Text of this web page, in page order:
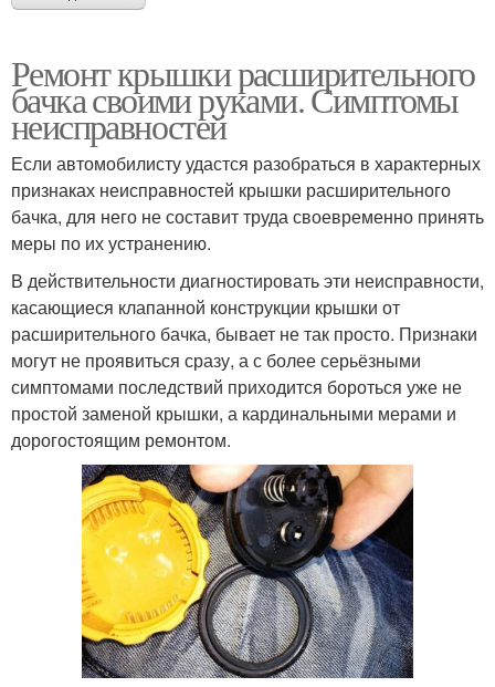
Ремонт крышки расширительного
бачка своими руками. Симптомы
неисправностей
Если автомобилисту удастся разобраться в характерных
признаках неисправностей крышки расширительного
бачка, для него не составит труда своевременно принять
меры по их устранению.
В действительности диагностировать эти неисправности,
касающиеся клапанной конструкции крышки от
расширительного бачка, бывает не так просто. Признаки
могут не проявиться сразу, а с более серьёзными
симптомами последствий приходится бороться уже не
простой заменой крышки, а кардинальными мерами и
дорогостоящим ремонтом.